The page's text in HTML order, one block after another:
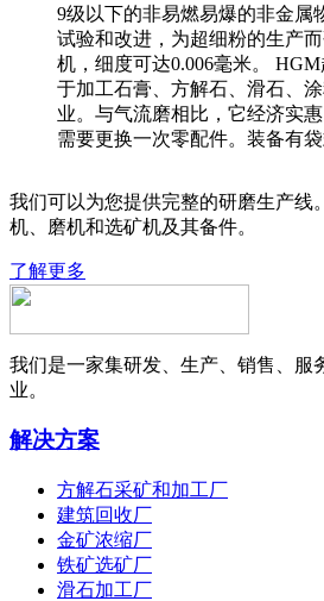
9级以下的非易燃易爆的非金属
试验和改进，为超细粉的生产
机，细度可达0.006毫米。
于加工石膏、方解石、滑石、
业。与气流磨相比，它经济实
需要更换一次零配件。装备有
我们可以为您提供完整的研磨生产线
机、磨机和选矿机及其备件。
了解更多
我们是一家集研发、生产、销售、服
业。
解决方案
方解石采矿和加工厂
建筑回收厂
金矿浓缩厂
铁矿选矿厂
滑石加工厂